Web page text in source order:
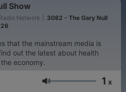
Show
Network
3082 - The Gary Null
that the mainstream media is
out the latest about health
economy.
Volumen 1 x